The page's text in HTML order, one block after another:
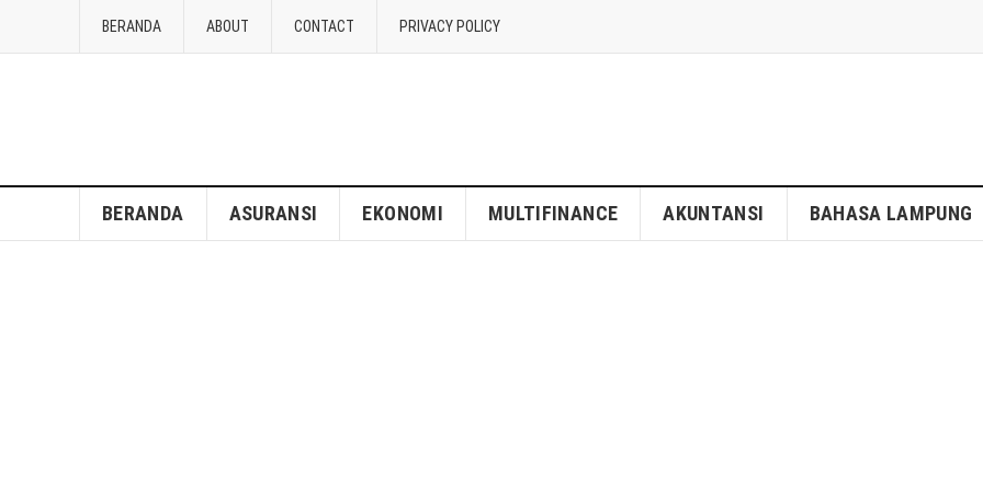
BERANDA ABOUT CONTACT PRIVACY POLICY
BERANDA ASURANSI EKONOMI MULTIFINANCE AKUNTANSI BAHASA LAMPUNG